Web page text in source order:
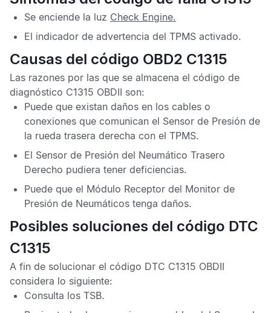
Se enciende la luz Check Engine.
El indicador de advertencia del TPMS activado.
Causas del código OBD2 C1315
Las razones por las que se almacena el código de
diagnóstico C1315 OBDII son:
Puede que existan daños en los cables o
conexiones que comunican el Sensor de Presión de
la rueda trasera derecha con el TPMS.
El Sensor de Presión del Neumático Trasero
Derecho pudiera tener deficiencias.
Puede que el Módulo Receptor del Monitor de
Presión de Neumáticos tenga daños.
Posibles soluciones del código DTC
C1315
A fin de solucionar el código DTC C1315 OBDII
considera lo siguiente:
Consulta los TSB.